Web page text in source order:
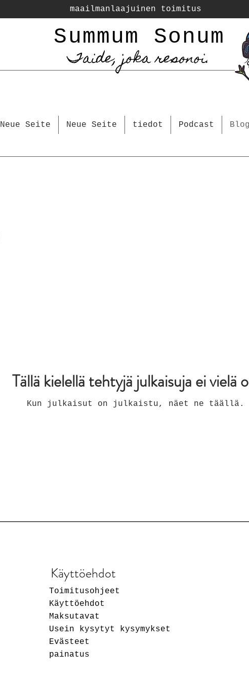
maailmanlaajuinen toimitus
Summum Sonum
Taide, joka resonoi.
Neue Seite Neue Seite tiedot Podcast
Tällä kielellä tehtyjä julkaisuja ei vielä
Kun julkaisut on julkaistu, näet ne täällä.
Käyttöehdot
Toimitusohjeet
Käyttöehdot
Maksutavat
Usein kysytyt kysymykset
Evästeet
painatus